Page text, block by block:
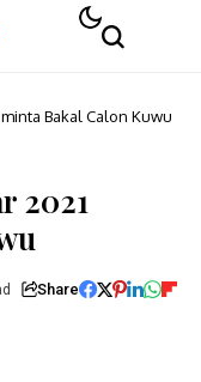
Bakal Calon Kuwu
2021
Share